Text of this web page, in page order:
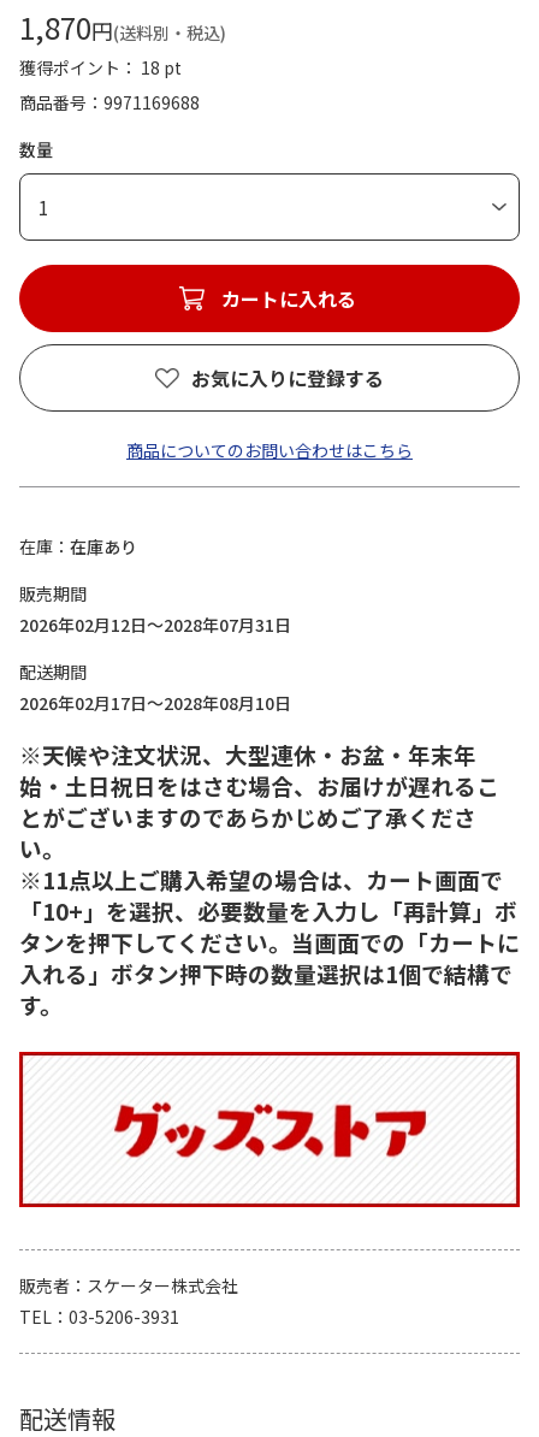
1,870円(送料別・税込)
獲得ポイント： 18 pt
商品番号
9971169688
数量
1
カートに入れる
お気に入りに登録する
商品についてのお問い合わせはこちら
在庫
在庫あり
販売期間
2026年02月12日～2028年07月31日
配送期間
2026年02月17日～2028年08月10日
※天候や注文状況、大型連休・お盆・年末年
始・土日祝日をはさむ場合、お届けが遅れるこ
とがございますのであらかじめご了承くださ
い。
※11点以上ご購入希望の場合は、カート画面で
「10+」を選択、必要数量を入力し「再計算」ボ
タンを押下してください。当画面での「カートに
入れる」ボタン押下時の数量選択は1個で結構で
す。
販売者
スケーター株式会社
TEL
03-5206-3931
配送情報